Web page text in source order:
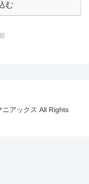
む
アックス All Rights